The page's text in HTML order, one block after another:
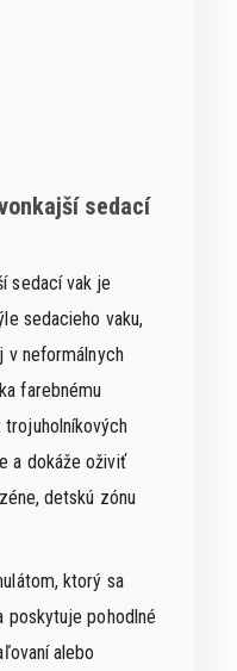
sedací
sedací vak je
sedacieho vaku,
v neformálnych
farebnému
a dokáže oživiť
detskú zónu
ktorý sa
poskytuje pohodlné
alebo